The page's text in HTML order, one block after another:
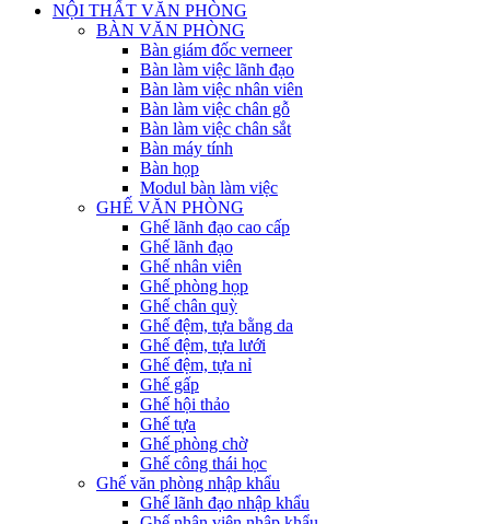
NỘI THẤT VĂN PHÒNG
BÀN VĂN PHÒNG
Bàn giám đốc verneer
Bàn làm việc lãnh đạo
Bàn làm việc nhân viên
Bàn làm việc chân gỗ
Bàn làm việc chân sắt
Bàn máy tính
Bàn họp
Modul bàn làm việc
GHẾ VĂN PHÒNG
Ghế lãnh đạo cao cấp
Ghế lãnh đạo
Ghế nhân viên
Ghế phòng họp
Ghế chân quỳ
Ghế đệm, tựa bằng da
Ghế đệm, tựa lưới
Ghế đệm, tựa nỉ
Ghế gấp
Ghế hội thảo
Ghế tựa
Ghế phòng chờ
Ghế công thái học
Ghế văn phòng nhập khẩu
Ghế lãnh đạo nhập khẩu